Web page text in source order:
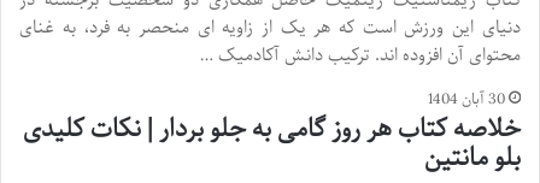
دنیای این ورزش است که هر یک از زاویه ای منحصر به فرد، به غنای
محتوای آن افزوده اند. ترکیب دانش آکادمیک …
30 آبان 1404
خلاصه کتاب هر روز گامی به جلو بردار | نکات کلیدی
بلو مانتین